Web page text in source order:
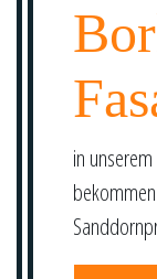
in